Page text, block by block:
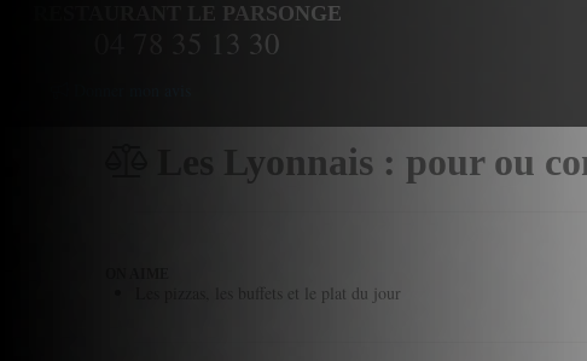
RESTAURANT LE PARSONGE
04 78 35 13 30
Les Lyonnais : pour ou
Les pizzas, les buffets et le plat du jour